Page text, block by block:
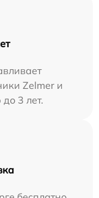
Zelmer и
3 лет.